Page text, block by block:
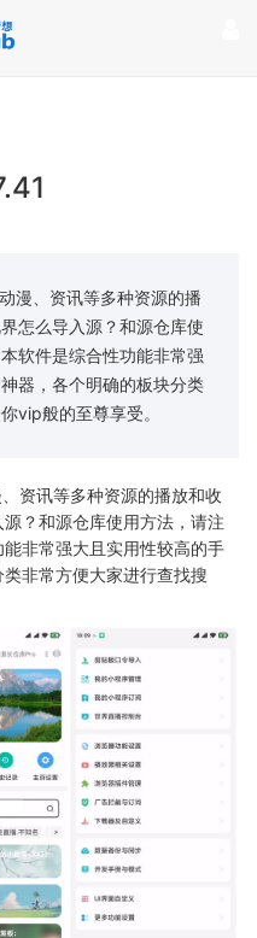
漫、资讯等多种资源的播
怎么导入源？和源仓库使
软件是综合性功能非常强
器，各个明确的板块分类
vip般的至尊享受。
资讯等多种资源的播放和收
？和源仓库使用方法，请注
非常强大且实用性较高的手
非常方便大家进行查找搜